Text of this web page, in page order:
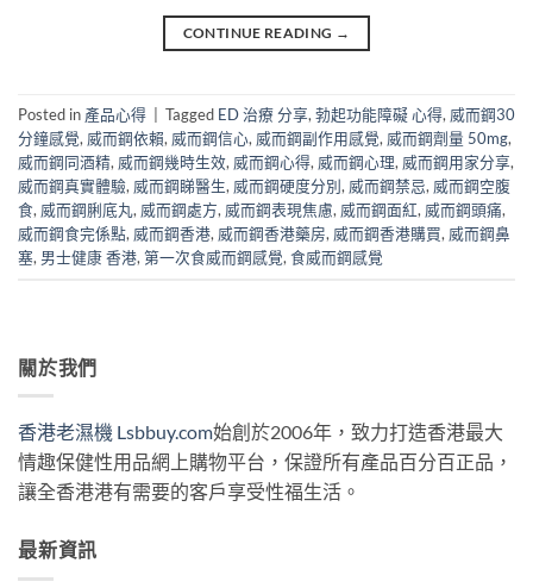
CONTINUE READING →
Posted in 產品心得 Tagged ED 治療 分享, 勃起功能障礙 心得, 威而鋼30
分鐘感覺, 威而鋼依賴, 威而鋼信心, 威而鋼副作用感覺, 威而鋼劑量 50mg,
威而鋼同酒精, 威而鋼幾時生效, 威而鋼心得, 威而鋼心理, 威而鋼用家分享,
威而鋼真實體驗, 威而鋼睇醫生, 威而鋼硬度分別, 威而鋼禁忌, 威而鋼空腹
食, 威而鋼脷底丸, 威而鋼處方, 威而鋼表現焦慮, 威而鋼面紅, 威而鋼頭痛,
威而鋼食完係點, 威而鋼香港, 威而鋼香港藥房, 威而鋼香港購買, 威而鋼鼻
塞, 男士健康 香港, 第一次食威而鋼感覺, 食威而鋼感覺
關於我們
香港老濕機 Lsbbuy.com始創於2006年，致力打造香港最大
情趣保健性用品網上購物平台，保證所有產品百分百正品，
讓全香港港有需要的客戶享受性福生活。
最新資訊